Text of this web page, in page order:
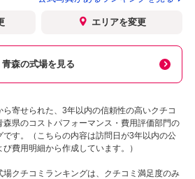
エリアを変更
青森の式場を見る
寄せられた、3年以内の信頼性の高いクチコ
森県のコストパフォーマンス・費用評価部門の
す。（こちらの内容は訪問日が3年以内の公
費用明細から作成しています。）
クチコミランキングは、クチコミ満足度のみ